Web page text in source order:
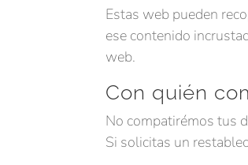
Estas web pueden
ese contenido
web.
Con quién
No compatirémos tus
Si solicitas un